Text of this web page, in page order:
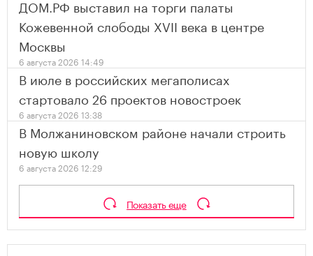
ДОМ.РФ выставил на торги палаты
Кожевенной слободы XVII века в центре
Москвы
6 августа 2026 14:49
В июле в российских мегаполисах
стартовало 26 проектов новостроек
6 августа 2026 13:38
В Молжаниновском районе начали строить
новую школу
6 августа 2026 12:29
Показать еще